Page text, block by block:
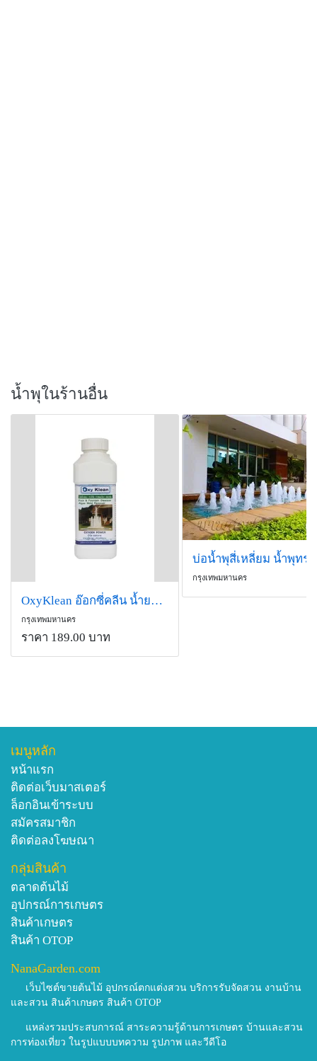
น้ำพุในร้านอื่น
OxyKlean อ๊อกซี่คลีน น้ำยากำจัดตะไคร่น้ำ เมือกรา ในน้ำพุ
กรุงเทพมหานคร
ราคา 189.00 บาท
กรุงเทพมหานคร
เมนูหลัก
หน้าแรก
ติดต่อเว็บมาสเตอร์
ล็อกอินเข้าระบบ
สมัครสมาชิก
ติดต่อลงโฆษณา
กลุ่มสินค้า
ตลาดต้นไม้
อุปกรณ์การเกษตร
สินค้าเกษตร
สินค้า OTOP
NanaGarden.com
เว็บไซต์ขายต้นไม้ อุปกรณ์ตกแต่งสวน บริการรับจัดสวน งานบ้าน
และสวน สินค้าเกษตร สินค้า OTOP
แหล่งรวมประสบการณ์ สาระความรู้ด้านการเกษตร บ้านและสวน
การท่องเที่ยว ในรูปแบบบทความ รูปภาพ และวีดีโอ